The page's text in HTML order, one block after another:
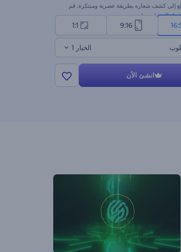
إلى كشف شعاره بطريقة عصرية ومبتكرة. قم
المشاهدين!
9:16
1:1
الخيار 1
انشئ الأن